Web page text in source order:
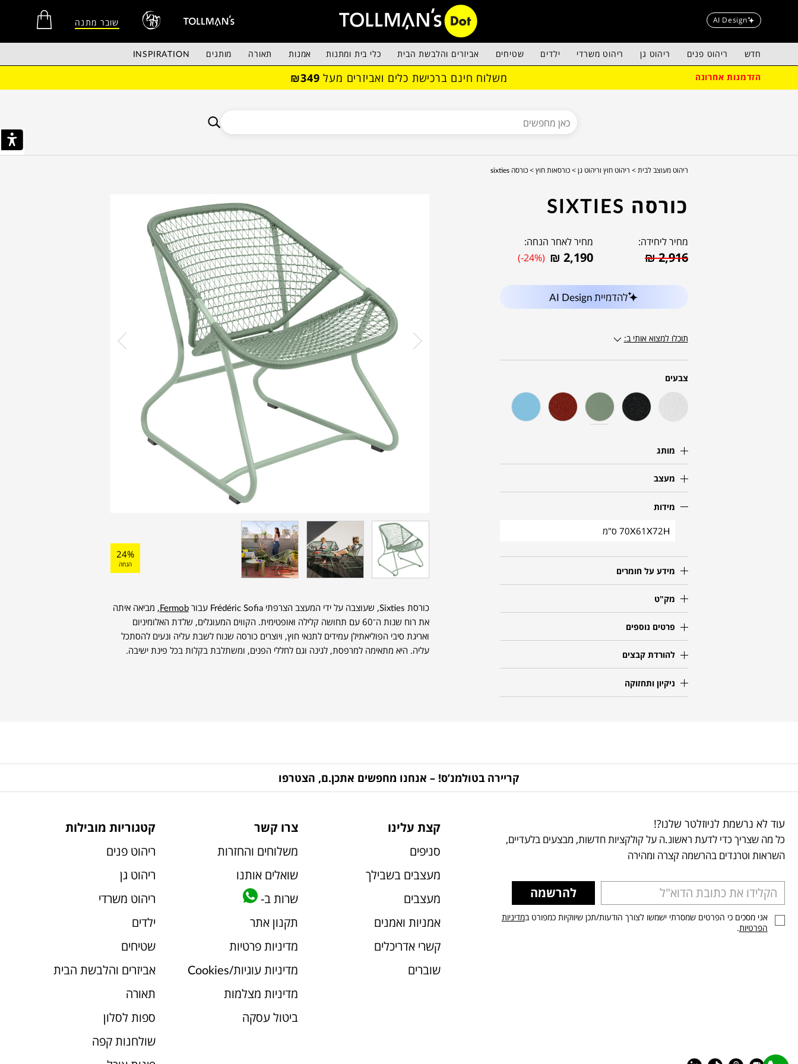
AI Design שובר מתנה
חדש ריהוט פנים ריהוט גן ריהוט משרדי ילדים שטיחים אביזרים והלבשת הבית כלי בית ומתנות אמנות תאורה מותגים INSPIRATION
הזדמנות אחרונה משלוח חינם ברכישת כלים ואביזרים מעל ₪349
ריהוט מעוצב לבית > ריהוט חוץ וריהוט גן > כורסאות חוץ > כורסה sixties
כורסה SIXTIES
מחיר ליחידה:
₪2,916
מחיר לאחר הנחה:
₪ 2,190
(-24%)
להדמיית AI Design
תוכלו למצוא אותי ב:
צבעים
מותג
מעצב
מידות
70X61X72H ס"מ
מידע על חומרים
מק"ט
פרטים נוספים
להורדת קבצים
ניקיון ותחזוקה
24%
הנחה
כורסת Sixties, שעוצבה על ידי המעצב הצרפתי Frédéric Sofia עבור Fermob, מביאה איתה
את רוח שנות ה־60 עם תחושה קלילה ואופטימית. הקווים המעוגלים, שלדת האלומיניום
ואריגת סיבי הפוליאתילן עמידים לתנאי חוץ, ויוצרים כורסה שנוח לשבת עליה ונעים להסתכל
עליה. היא מתאימה למרפסת, לגינה וגם לחללי הפנים, ומשתלבת בקלות בכל פינת ישיבה.
קריירה בטולמנ’ס! – אנחנו מחפשים אתכן.ם, הצטרפו
עוד לא נרשמת לניוזלטר שלנו?!
כל מה שצריך כדי לדעת ראשונ.ה על קולקציות חדשות, מבצעים בלעדיים,
השראות וטרנדים בהרשמה קצרה ומהירה
להרשמה
אני מסכים כי הפרטים שמסרתי ישמשו לצורך הודעות/תכן שיווקיות כמפורט במדיניות
הפרטיות.
קצת עלינו
סניפים
מעצבים בשבילך
מעצבים
אמניות ואמנים
קשרי אדריכלים
שוברים
צרו קשר
משלוחים והחזרות
שואלים אותנו
שרות ב-
תקנון אתר
מדיניות פרטיות
מדיניות עוגיות/Cookies
מדיניות מצלמות
ביטול עסקה
קטגוריות מובילות
ריהוט פנים
ריהוט גן
ריהוט משרדי
ילדים
שטיחים
אביזרים והלבשת הבית
תאורה
ספות לסלון
שולחנות קפה